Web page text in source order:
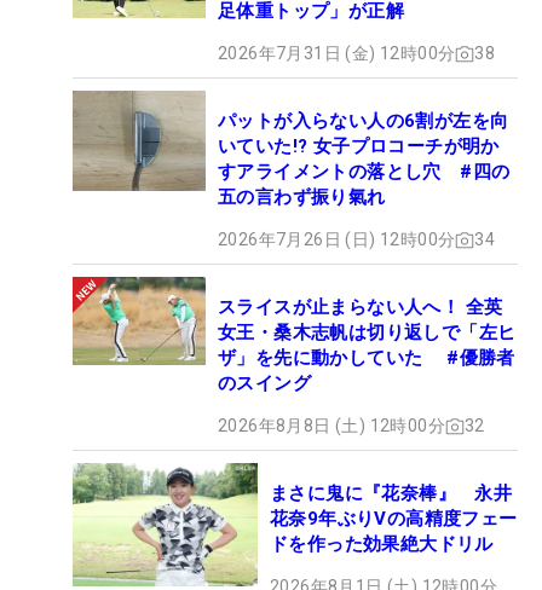
足体重トップ」が正解
2026年7月31日 (金) 12時00分 38
パットが入らない人の6割が左を向
いていた!? 女子プロコーチが明か
すアライメントの落とし穴 #四の
五の言わず振り氣れ
2026年7月26日 (日) 12時00分 34
スライスが止まらない人へ！ 全英
女王・桑木志帆は切り返しで「左ヒ
ザ」を先に動かしていた #優勝者
のスイング
2026年8月8日 (土) 12時00分 32
まさに鬼に『花奈棒』 永井
花奈9年ぶりVの高精度フェー
ドを作った効果絶大ドリル